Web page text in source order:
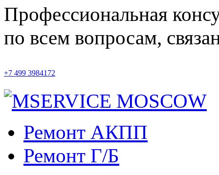
Профессиональная
по всем вопросам,
+7 499 3984172
Ремонт АКПП
Ремонт Г/Б